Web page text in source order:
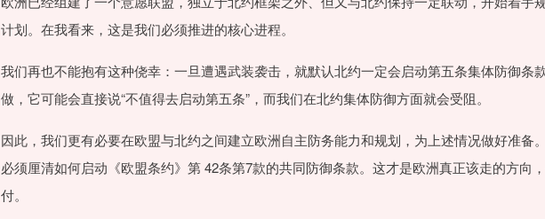
计划。在我看来，这是我们必须推进的核心进程。
我们再也不能抱有这种侥幸：一旦遭遇武装袭击，就默认北约一定会启动第五条集体防御条
做，它可能会直接说“不值得去启动第五条”，而我们在北约集体防御方面就会受阻。
因此，我们更有必要在欧盟与北约之间建立欧洲自主防务能力和规划，为上述情况做好准备
必须厘清如何启动《欧盟条约》第 42条第7款的共同防御条款。这才是欧洲真正该走的方向
付。